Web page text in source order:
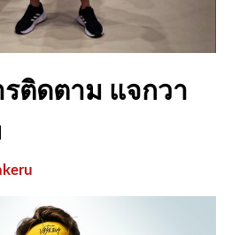
ติดตาม แจกวา